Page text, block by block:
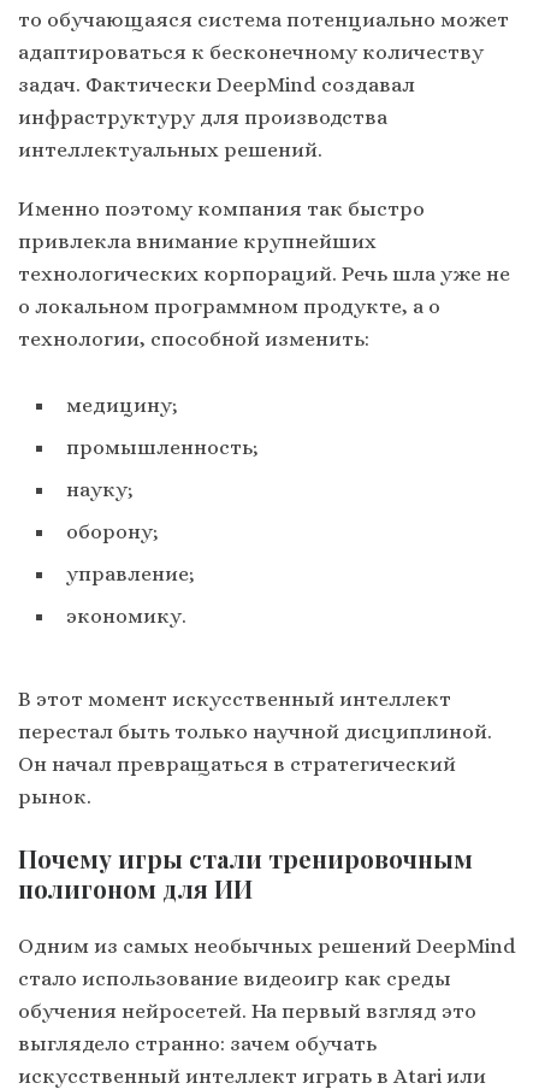
то обучающаяся система потенциально может
адаптироваться к бесконечному количеству
задач. Фактически DeepMind создавал
инфраструктуру для производства
интеллектуальных решений.
Именно поэтому компания так быстро
привлекла внимание крупнейших
технологических корпораций. Речь шла уже не
о локальном программном продукте, а о
технологии, способной изменить:
медицину;
промышленность;
науку;
оборону;
управление;
экономику.
В этот момент искусственный интеллект
перестал быть только научной дисциплиной.
Он начал превращаться в стратегический
рынок.
Почему игры стали тренировочным
полигоном для ИИ
Одним из самых необычных решений DeepMind
стало использование видеоигр как среды
обучения нейросетей. На первый взгляд это
выглядело странно: зачем обучать
искусственный интеллект играть в Atari или